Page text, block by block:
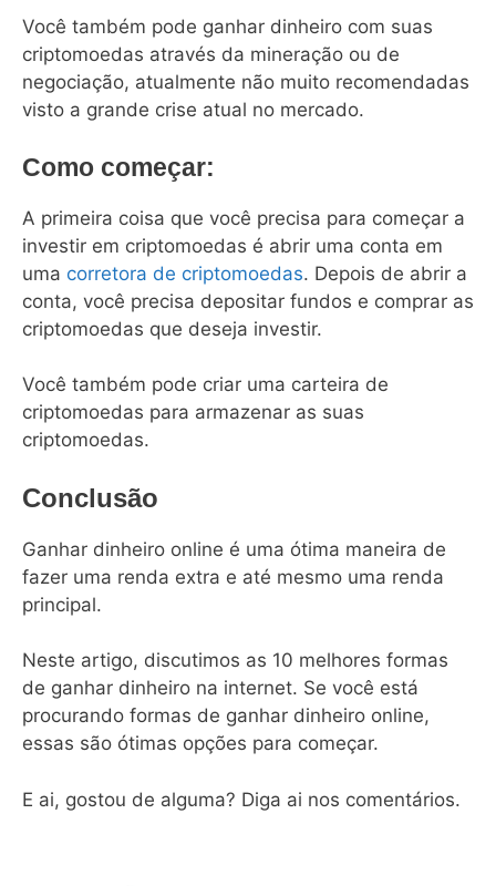
Você também pode ganhar dinheiro com suas
criptomoedas através da mineração ou de
negociação, atualmente não muito recomendadas
visto a grande crise atual no mercado.
Como começar:
A primeira coisa que você precisa para começar a
investir em criptomoedas é abrir uma conta em
uma corretora de criptomoedas. Depois de abrir a
conta, você precisa depositar fundos e comprar as
criptomoedas que deseja investir.
Você também pode criar uma carteira de
criptomoedas para armazenar as suas
criptomoedas.
Conclusão
Ganhar dinheiro online é uma ótima maneira de
fazer uma renda extra e até mesmo uma renda
principal.
Neste artigo, discutimos as 10 melhores formas
de ganhar dinheiro na internet. Se você está
procurando formas de ganhar dinheiro online,
essas são ótimas opções para começar.
E ai, gostou de alguma? Diga ai nos comentários.